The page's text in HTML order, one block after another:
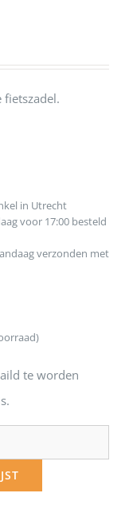
in Utrecht
voor 17:00 besteld
verzonden met
te worden